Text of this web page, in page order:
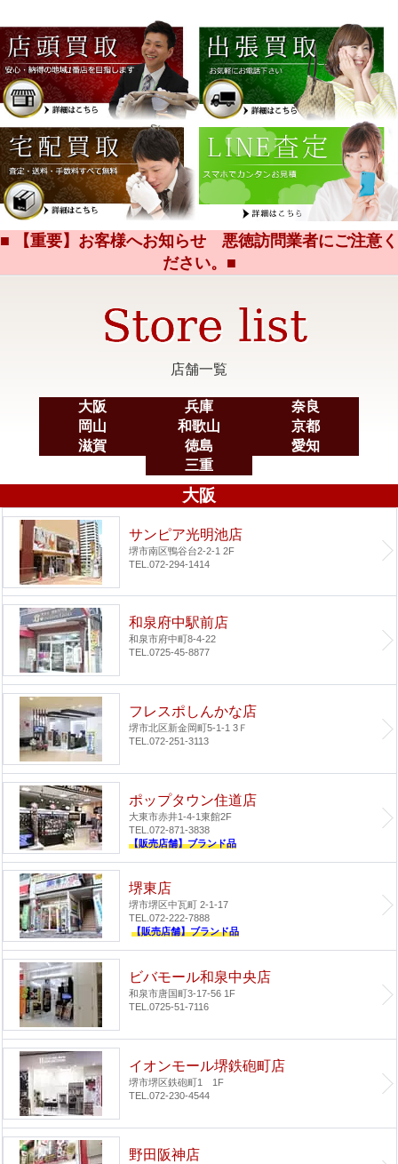
■ 【重要】お客様へお知らせ 悪徳訪問業者にご注意く
ださい。■
店舗一覧
大阪 兵庫
奈良
岡山
和歌山
京都
滋賀
徳島
愛知
三重
大阪
サンピア光明池店
堺市南区鴨谷台2-2-1 2F
TEL.072-294-1414
和泉府中駅前店
和泉市府中町8-4-22
TEL.0725-45-8877
フレスポしんかな店
堺市北区新金岡町5-1-1 3Ｆ
TEL.072-251-3113
ポップタウン住道店
大東市赤井1-4-1東館2F
TEL.072-871-3838
【販売店舗】ブランド品
堺東店
堺市堺区中瓦町 2-1-17
TEL.072-222-7888
【販売店舗】ブランド品
ビバモール和泉中央店
和泉市唐国町3-17-56 1F
TEL.0725-51-7116
イオンモール堺鉄砲町店
堺市堺区鉄砲町1 1F
TEL.072-230-4544
野田阪神店